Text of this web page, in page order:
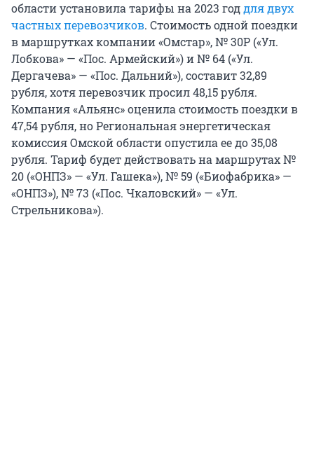
области установила тарифы на 2023 годдля двух
частных перевозчиков. Стоимость одной поездки
в маршрутках компании «Омстар», № 30Р («Ул.
Лобкова» — «Пос. Армейский») и № 64 («Ул.
Дергачева» — «Пос. Дальний»), составит 32,89
рубля, хотя перевозчик просил 48,15 рубля.
Компания «Альянс» оценила стоимость поездки в
47,54 рубля, но Региональная энергетическая
комиссия Омской области опустила ее до 35,08
рубля. Тариф будет действовать на маршрутах №
20 («ОНПЗ» — «Ул. Гашека»), № 59 («Биофабрика» —
«ОНПЗ»), № 73 («Пос. Чкаловский» — «Ул.
Стрельникова»).